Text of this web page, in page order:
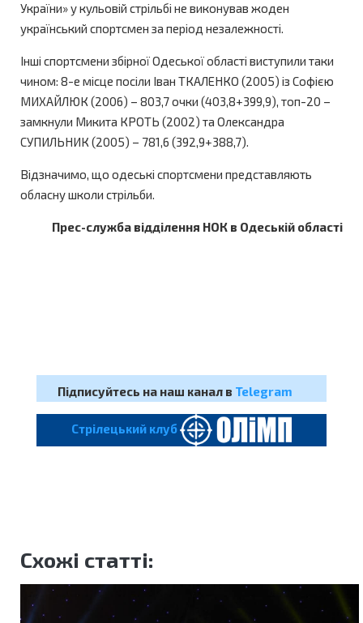
України» у кульовій стрільбі не виконував жоден
український спортсмен за період незалежності.
Інші спортсмени збірної Одеської області виступили таки
чином: 8-е місце посіли Іван ТКАЛЕНКО (2005) із Софією
МИХАЙЛЮК (2006) – 803,7 очки (403,8+399,9), топ-20 –
замкнули Микита КРОТЬ (2002) та Олександра
СУПИЛЬНИК (2005) – 781,6 (392,9+388,7).
Відзначимо, що одеські спортсмени представляють
обласну школи стрільби.
Прес-служба відділення НОК в Одеській області
Підписуйтесь на наш канал в Telegram
Cтрілецький клуб
Схожі статті: